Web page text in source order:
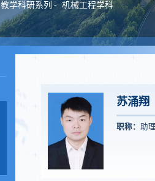
教学科研系列 机械工程学科
苏涌翔
职称： 助